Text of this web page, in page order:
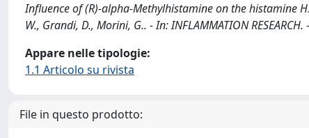
Influence of (R)-alpha-Methylhistamine on the histamine
W., Grandi, D., Morini, G.. - In: INFLAMMATION
Appare nelle tipologie:
1.1 Articolo su rivista
File in questo prodotto: